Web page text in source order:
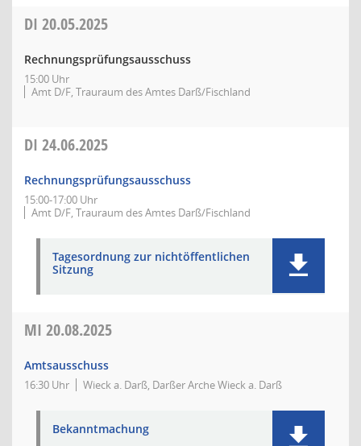
DI 20.05.2025
Rechnungsprüfungsausschuss
15:00 Uhr
Amt D/F, Trauraum des Amtes Darß/Fischland
DI 24.06.2025
Rechnungsprüfungsausschuss
15:00-17:00 Uhr
Amt D/F, Trauraum des Amtes Darß/Fischland
Tagesordnung zur nichtöffentlichen
Sitzung
MI 20.08.2025
Amtsausschuss
16:30 Uhr Wieck a. Darß, Darßer Arche Wieck a. Darß
Bekanntmachung